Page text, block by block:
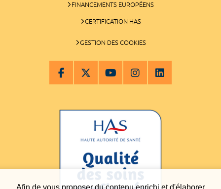
Afin de vous proposer du contenu enrichi et d'élaborer
FINANCEMENTS EUROPÉENS
CERTIFICATION HAS
GESTION DES COOKIES